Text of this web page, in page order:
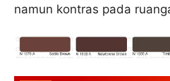
namun kontras pada